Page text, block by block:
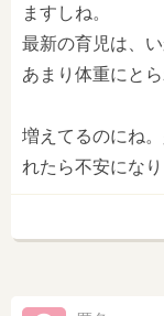
ますしね。
最新の育児は、
あまり体重にと
増えてるのにね
れたら不安にな